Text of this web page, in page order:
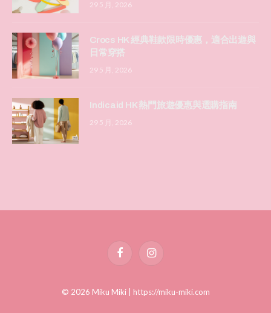
29 5 月, 2026
Crocs HK 經典鞋款限時優惠，適合出遊與
日常穿搭
29 5 月, 2026
Indicaid HK 熱門旅遊優惠與選購指南
29 5 月, 2026
FacebookInstagram
© 2026 Miku Miki | https://miku-miki.com